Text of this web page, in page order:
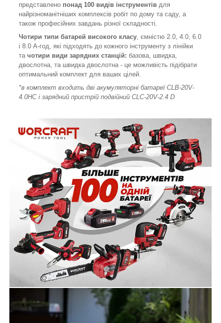
представлено понад 100 видів інструментів для
найрізноманітніших комплексів робіт по дому та саду, а
також професійних завдань різної складності.
Чотири типи батарей високого класу, ємністю 2.0, 4.0, 6.0
і 8.0 А-год, які підходять до кожного інструменту з лінійки
та чотири види зарядних станцій: базова, швидка,
двослотна, та швидка двослотна - це можливість підібрати
оптимальний комплект для ваших цілей.
*в комплект входить дві акумуляторні батареї CLB-20V-
4.0HC і зарядний пристрій подвійний CLC-20V-2.4 D